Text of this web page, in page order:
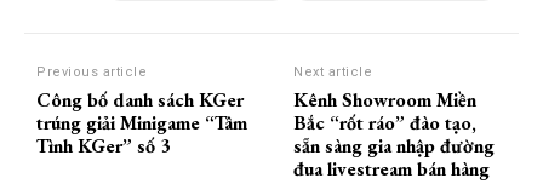
Previous article
Công bố danh sách KGer
trúng giải Minigame “Tâm
Tình KGer” số 3
Next article
Kênh Showroom Miền
Bắc “rốt ráo” đào tạo,
sẵn sàng gia nhập đường
đua livestream bán hàng